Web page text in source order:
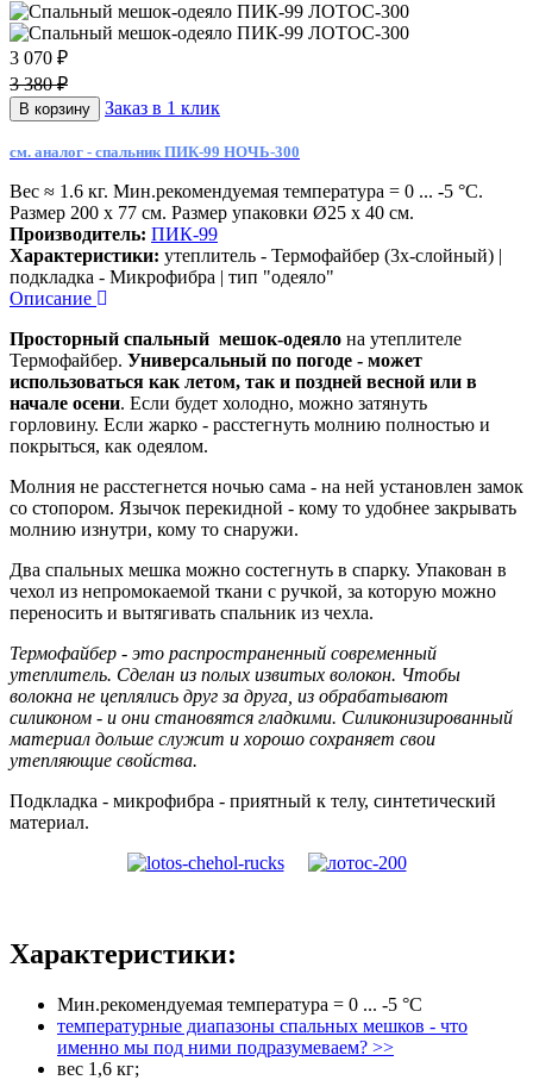
3 070 ₽
3 380 ₽
В корзину Заказ в 1 клик
см. аналог - спальник ПИК-99 НОЧЬ-300
Вес ≈ 1.6 кг. Мин.рекомендуемая температура = 0 ... -5 °С.
Размер 200 х 77 см. Размер упаковки Ø25 х 40 см.
Производитель: ПИК-99
Характеристики: утеплитель - Термофайбер (3х-слойный) |
подкладка - Микрофибра | тип "одеяло"
Описание
Просторный спальный мешок-одеяло на утеплителе
Термофайбер. Универсальный по погоде - может
использоваться как летом, так и поздней весной или в
начале осени. Если будет холодно, можно затянуть
горловину. Если жарко - расстегнуть молнию полностью и
покрыться, как одеялом.
Молния не расстегнется ночью сама - на ней установлен замок
со стопором. Язычок перекидной - кому то удобнее закрывать
молнию изнутри, кому то снаружи.
Два спальных мешка можно состегнуть в спарку. Упакован в
чехол из непромокаемой ткани с ручкой, за которую можно
переносить и вытягивать спальник из чехла.
Термофайбер - это распространенный современный
утеплитель. Сделан из полых извитых волокон. Чтобы
волокна не цеплялись друг за друга, из обрабатывают
силиконом - и они становятся гладкими. Силиконизированный
материал дольше служит и хорошо сохраняет свои
утепляющие свойства.
Подкладка - микрофибра - приятный к телу, синтетический
материал.
Характеристики:
Мин.рекомендуемая температура = 0 ... -5 °С
температурные диапазоны спальных мешков - что
именно мы под ними подразумеваем? >>
вес 1,6 кг;